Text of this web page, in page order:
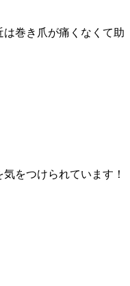
巻き爪が痛くなくて助
をつけられています！